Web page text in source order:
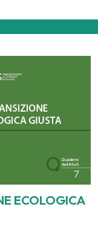
ECOLOGICA